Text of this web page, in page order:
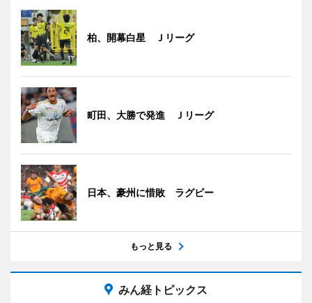
柏、開幕白星 Ｊリーグ
町田、大勝で発進 Ｊリーグ
日本、豪州に惜敗 ラグビー
もっと見る
みん経トピックス